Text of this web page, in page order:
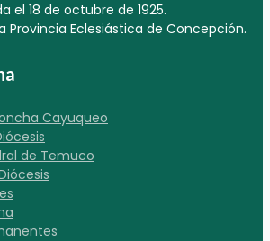
el 18 de octubre de 1925.
Provincia Eclesiástica de Concepción.
Cayuqueo
de Temuco